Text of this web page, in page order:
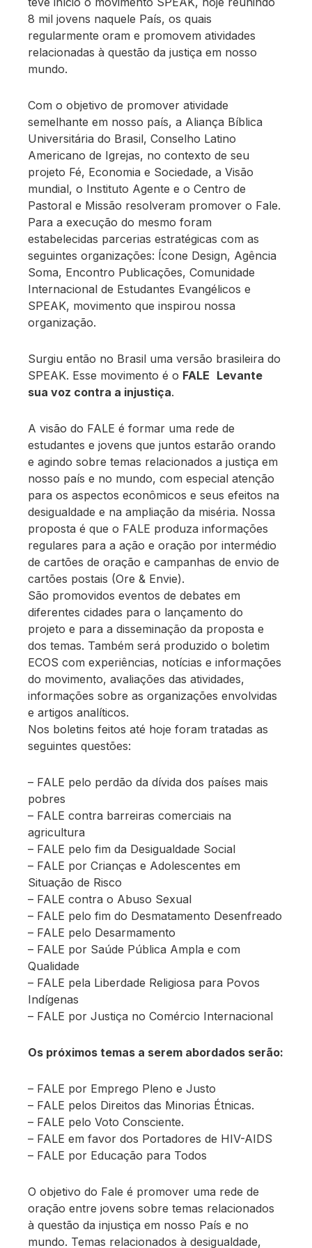
8 mil jovens naquele País, os quais
regularmente oram e promovem atividades
relacionadas à questão da justiça em nosso
mundo.
Com o objetivo de promover atividade
semelhante em nosso país, a Aliança Bíblica
Universitária do Brasil, Conselho Latino
Americano de Igrejas, no contexto de seu
projeto Fé, Economia e Sociedade, a Visão
mundial, o Instituto Agente e o Centro de
Pastoral e Missão resolveram promover o Fale.
Para a execução do mesmo foram
estabelecidas parcerias estratégicas com as
seguintes organizações: Ícone Design, Agência
Soma, Encontro Publicações, Comunidade
Internacional de Estudantes Evangélicos e
SPEAK, movimento que inspirou nossa
organização.
Surgiu então no Brasil uma versão brasileira do
SPEAK. Esse movimento é o FALE Levante
sua voz contra a injustiça.
A visão do FALE é formar uma rede de
estudantes e jovens que juntos estarão orando
e agindo sobre temas relacionados a justiça em
nosso país e no mundo, com especial atenção
para os aspectos econômicos e seus efeitos na
desigualdade e na ampliação da miséria. Nossa
proposta é que o FALE produza informações
regulares para a ação e oração por intermédio
de cartões de oração e campanhas de envio de
cartões postais (Ore & Envie).
São promovidos eventos de debates em
diferentes cidades para o lançamento do
projeto e para a disseminação da proposta e
dos temas. Também será produzido o boletim
ECOS com experiências, notícias e informações
do movimento, avaliações das atividades,
informações sobre as organizações envolvidas
e artigos analíticos.
Nos boletins feitos até hoje foram tratadas as
seguintes questões:
– FALE pelo perdão da dívida dos países mais
pobres
– FALE contra barreiras comerciais na
agricultura
– FALE pelo fim da Desigualdade Social
– FALE por Crianças e Adolescentes em
Situação de Risco
– FALE contra o Abuso Sexual
– FALE pelo fim do Desmatamento Desenfreado
– FALE pelo Desarmamento
– FALE por Saúde Pública Ampla e com
Qualidade
– FALE pela Liberdade Religiosa para Povos
Indígenas
– FALE por Justiça no Comércio Internacional
Os próximos temas a serem abordados serão:
– FALE por Emprego Pleno e Justo
– FALE pelos Direitos das Minorias Étnicas.
– FALE pelo Voto Consciente.
– FALE em favor dos Portadores de HIV-AIDS
– FALE por Educação para Todos
O objetivo do Fale é promover uma rede de
oração entre jovens sobre temas relacionados
à questão da injustiça em nosso País e no
mundo. Temas relacionados à desigualdade,